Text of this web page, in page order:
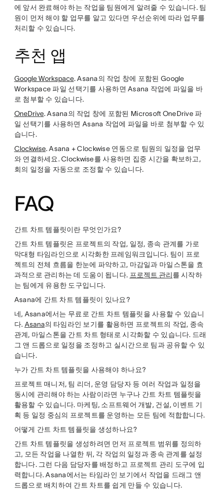
에 앞서 완료해야 하는 작업을 팀원에게 알려줄 수 있습니다. 팀
원이 먼저 해야 할 업무를 알고 있다면 우선순위에 따라 업무를
처리할 수 있습니다.
추천 앱
Google Workspace. Asana의 작업 창에 포함된 Google
Workspace 파일 선택기를 사용하면 Asana 작업에 파일을 바
로 첨부할 수 있습니다.
OneDrive. Asana의 작업 창에 포함된 Microsoft OneDrive 파
일 선택기를 사용하면 Asana 작업에 파일을 바로 첨부할 수 있
습니다.
Clockwise. Asana + Clockwise 연동으로 팀원의 일정을 업무
와 연결하세요. Clockwise를 사용하면 집중 시간을 확보하고,
회의 일정을 자동으로 조정할 수 있습니다.
FAQ
간트 차트 템플릿이란 무엇인가요?
간트 차트 템플릿은 프로젝트의 작업, 일정, 종속 관계를 가로
막대형 타임라인으로 시각화한 프레임워크입니다. 팀이 프로
젝트의 전체 흐름을 한눈에 파악하고, 마감일과 마일스톤을 효
과적으로 관리하는 데 도움이 됩니다. 프로젝트 관리를 시작하
는 팀에게 유용한 도구입니다.
Asana에 간트 차트 템플릿이 있나요?
네, Asana에서는 무료로 간트 차트 템플릿을 사용할 수 있습니
다. Asana의 타임라인 보기를 활용하면 프로젝트의 작업, 종속
관계, 마일스톤을 간트 차트 형태로 시각화할 수 있습니다. 드래
그 앤 드롭으로 일정을 조정하고 실시간으로 팀과 공유할 수 있
습니다.
누가 간트 차트 템플릿을 사용해야 하나요?
프로젝트 매니저, 팀 리더, 운영 담당자 등 여러 작업과 일정을
동시에 관리해야 하는 사람이라면 누구나 간트 차트 템플릿을
활용할 수 있습니다. 마케팅, 소프트웨어 개발, 건설, 이벤트 기
획 등 일정 중심의 프로젝트를 운영하는 모든 팀에 적합합니다.
어떻게 간트 차트 템플릿을 생성하나요?
간트 차트 템플릿을 생성하려면 먼저 프로젝트 범위를 정의하
고, 모든 작업을 나열한 뒤, 각 작업의 일정과 종속 관계를 설정
합니다. 그런 다음 담당자를 배정하고 프로젝트 관리 도구에 입
력합니다. Asana에서는 타임라인 보기에서 작업을 드래그 앤
드롭으로 배치하여 간트 차트를 쉽게 만들 수 있습니다.